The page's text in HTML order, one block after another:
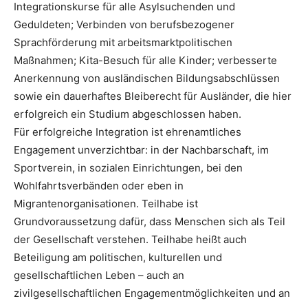
Integrationskurse für alle Asylsuchenden und
Geduldeten; Verbinden von berufsbezogener
Sprachförderung mit arbeitsmarktpolitischen
Maßnahmen; Kita-Besuch für alle Kinder; verbesserte
Anerkennung von ausländischen Bildungsabschlüssen
sowie ein dauerhaftes Bleiberecht für Ausländer, die hier
erfolgreich ein Studium abgeschlossen haben.
Für erfolgreiche Integration ist ehrenamtliches
Engagement unverzichtbar: in der Nachbarschaft, im
Sportverein, in sozialen Einrichtungen, bei den
Wohlfahrtsverbänden oder eben in
Migrantenorganisationen. Teilhabe ist
Grundvoraussetzung dafür, dass Menschen sich als Teil
der Gesellschaft verstehen. Teilhabe heißt auch
Beteiligung am politischen, kulturellen und
gesellschaftlichen Leben – auch an
zivilgesellschaftlichen Engagementmöglichkeiten und an